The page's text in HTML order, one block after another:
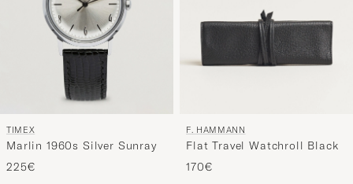
TIMEX
Marlin 1960s Silver Sunray
225€
F. HAMMANN
Flat Travel Watchroll Black
170€